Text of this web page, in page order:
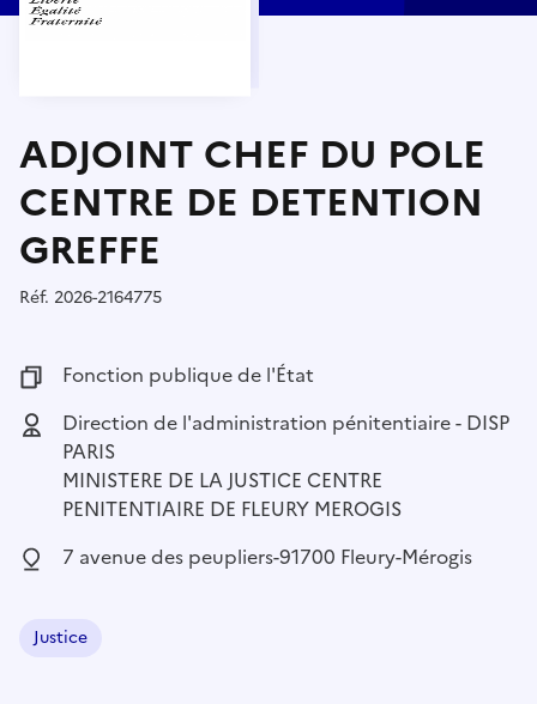
ADJOINT CHEF DU POLE
CENTRE DE DETENTION
GREFFE
Réf. Référence :
2026-2164775
Fonction publique :
Fonction publique de l'État
Employeur :
Direction de l'administration pénitentiaire - DISP
PARIS
MINISTERE DE LA JUSTICE CENTRE
PENITENTIAIRE DE FLEURY MEROGIS
Localisation :
7 avenue des peupliers-91700 Fleury-Mérogis
Domaine :
Justice